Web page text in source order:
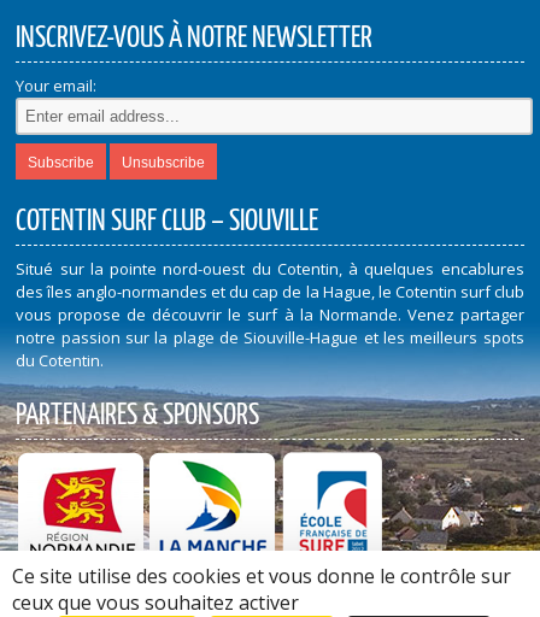
INSCRIVEZ-VOUS À NOTRE NEWSLETTER
Your email:
COTENTIN SURF CLUB – SIOUVILLE
Situé sur la pointe nord-ouest du Cotentin, à quelques encablures
des îles anglo-normandes et du cap de la Hague, le Cotentin surf club
vous propose de découvrir le surf à la Normande. Venez partager
notre passion sur la plage de Siouville-Hague et les meilleurs spots
du Cotentin.
PARTENAIRES & SPONSORS
Découvrez nos Partenaires et Sponsors
Ce site utilise des cookies et vous donne le contrôle sur
ceux que vous souhaitez activer